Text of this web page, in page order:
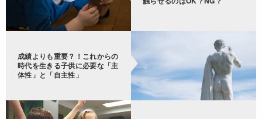
成績よりも重要？！これからの
時代を生きる子供に必要な「主
体性」と「自主性」